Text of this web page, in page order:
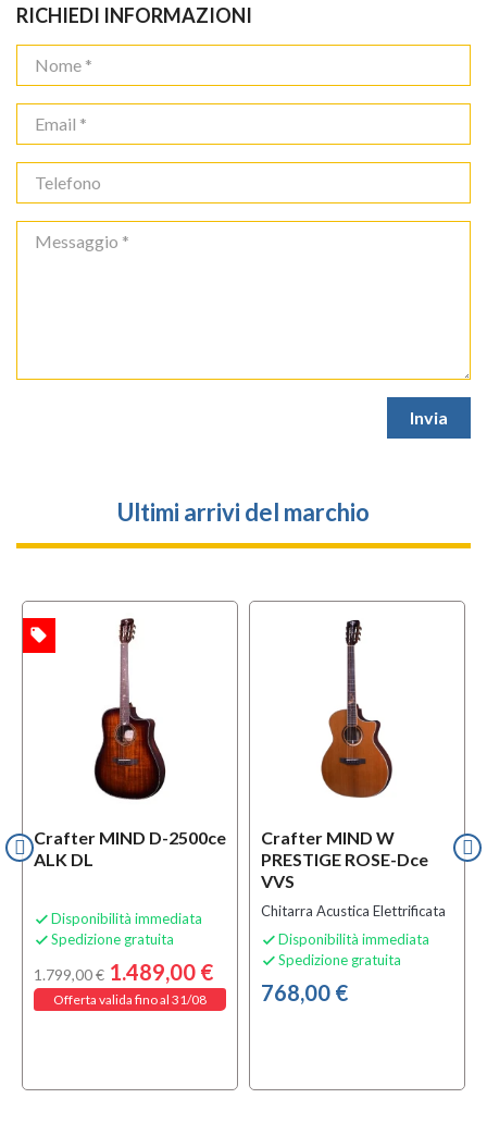
RICHIEDI INFORMAZIONI
Ultimi arrivi del marchio
Crafter MIND D-2500ce
ALK DL
 Disponibilità immediata
 Spedizione gratuita
1.799,00 € 1.489,00 €
Offerta valida fino al 31/08
local_offer
Crafter MIND W
PRESTIGE ROSE-Dce
VVS
Chitarra Acustica Elettrificata
 Disponibilità immediata
 Spedizione gratuita
768,00 €